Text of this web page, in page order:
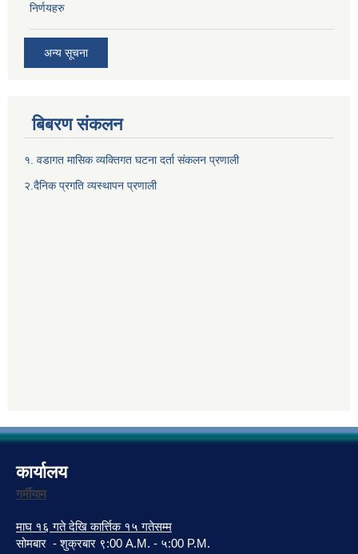
निर्णयहरु
अन्य सूचना
बिबरण संकलन
१. वडागत मासिक व्यक्तिगत घटना दर्ता संकलन प्रणाली
२.दैनिक प्रगति व्यस्थापन प्रणाली
कार्यालय
गर्मीयाम
माघ १६ गते देखि कार्त्तिक १५ गतेसम्म
सोमबार - शुक्रबार ९:00 A.M. - ५:00 P.M.